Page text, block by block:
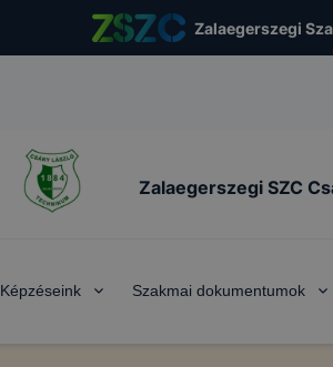
Zalaegerszegi
Zalaegerszegi SZC
Képzéseink Szakmai dokumentumok